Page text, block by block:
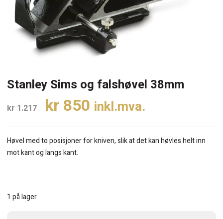
Stanley Sims og falshøvel 38mm
kr1.217 Opprinnelig
var:
kr 1.217.
kr850 Nåværende
er:
inkl.mva.
Høvel med to posisjoner for kniven, slik at det kan høvles helt inn
mot kant og langs kant.
1 på lager